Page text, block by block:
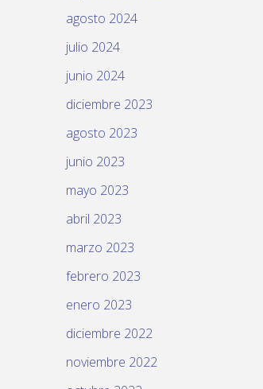
agosto 2024
julio 2024
junio 2024
diciembre 2023
agosto 2023
junio 2023
mayo 2023
abril 2023
marzo 2023
febrero 2023
enero 2023
diciembre 2022
noviembre 2022